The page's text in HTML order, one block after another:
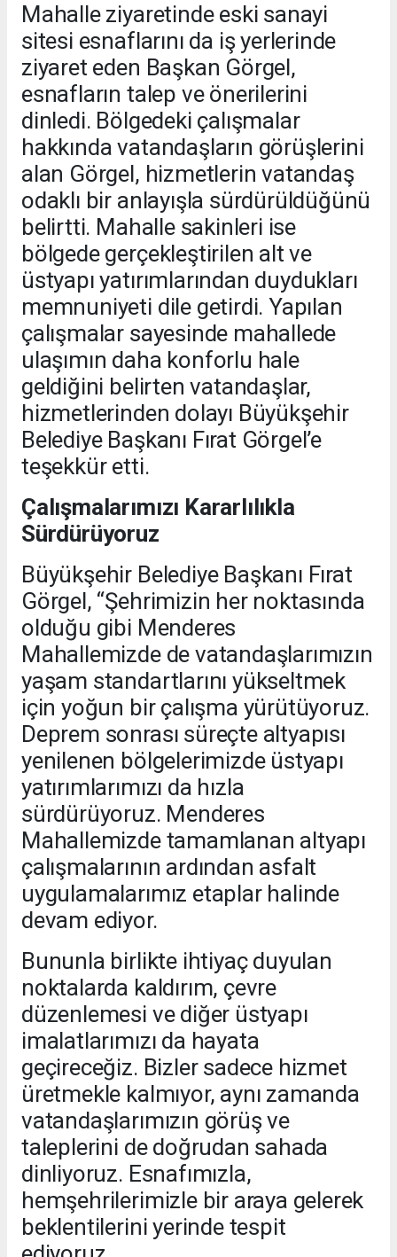
Mahalle ziyaretinde eski sanayi
sitesi esnaflarını da iş yerlerinde
ziyaret eden Başkan Görgel,
esnafların talep ve önerilerini
dinledi. Bölgedeki çalışmalar
hakkında vatandaşların görüşlerini
alan Görgel, hizmetlerin vatandaş
odaklı bir anlayışla sürdürüldüğünü
belirtti. Mahalle sakinleri ise
bölgede gerçekleştirilen alt ve
üstyapı yatırımlarından duydukları
memnuniyeti dile getirdi. Yapılan
çalışmalar sayesinde mahallede
ulaşımın daha konforlu hale
geldiğini belirten vatandaşlar,
hizmetlerinden dolayı Büyükşehir
Belediye Başkanı Fırat Görgel’e
teşekkür etti.
Çalışmalarımızı Kararlılıkla
Sürdürüyoruz
Büyükşehir Belediye Başkanı Fırat
Görgel, “Şehrimizin her noktasında
olduğu gibi Menderes
Mahallemizde de vatandaşlarımızın
yaşam standartlarını yükseltmek
için yoğun bir çalışma yürütüyoruz.
Deprem sonrası süreçte altyapısı
yenilenen bölgelerimizde üstyapı
yatırımlarımızı da hızla
sürdürüyoruz. Menderes
Mahallemizde tamamlanan altyapı
çalışmalarının ardından asfalt
uygulamalarımız etaplar halinde
devam ediyor.
Bununla birlikte ihtiyaç duyulan
noktalarda kaldırım, çevre
düzenlemesi ve diğer üstyapı
imalatlarımızı da hayata
geçireceğiz. Bizler sadece hizmet
üretmekle kalmıyor, aynı zamanda
vatandaşlarımızın görüş ve
taleplerini de doğrudan sahada
dinliyoruz. Esnafımızla,
hemşehrilerimizle bir araya gelerek
beklentilerini yerinde tespit